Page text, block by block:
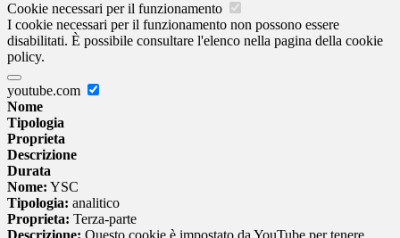
Cookie necessari per il funzionamento
I cookie necessari per il funzionamento non possono essere
disabilitati. È possibile consultare l'elenco nella pagina della cookie
policy.
youtube.com
Nome
Tipologia
Proprieta
Descrizione
Durata
Nome: YSC
Tipologia: analitico
Proprieta: Terza-parte